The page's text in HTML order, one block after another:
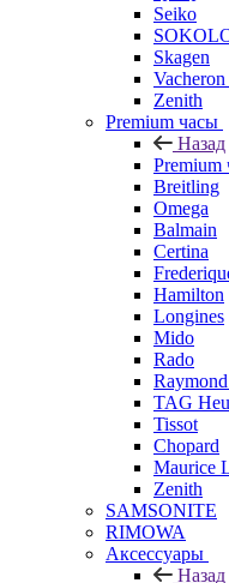
Seiko
Skagen
Zenith
Premium часы
Назад
Premium
Breitling
Omega
Balmain
Certina
Hamilton
Longines
Mido
Rado
TAG
Tissot
Chopard
Maurice
Zenith
SAMSONITE
RIMOWA
Аксессуары
Назад